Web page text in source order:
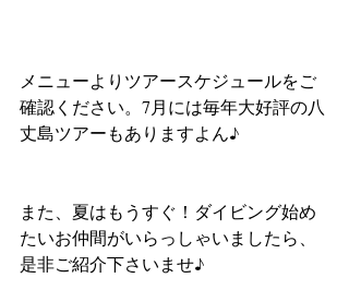
メニューよりツアースケジュールをご
確認ください。7月には毎年大好評の八
丈島ツアーもありますよん♪
また、夏はもうすぐ！ダイビング始め
たいお仲間がいらっしゃいましたら、
是非ご紹介下さいませ♪